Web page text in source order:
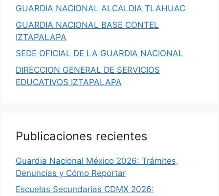
GUARDIA NACIONAL ALCALDIA TLAHUAC
GUARDIA NACIONAL BASE CONTEL
IZTAPALAPA
SEDE OFICIAL DE LA GUARDIA NACIONAL
DIRECCION GENERAL DE SERVICIOS
EDUCATIVOS IZTAPALAPA
Publicaciones recientes
Guardia Nacional México 2026: Trámites,
Denuncias y Cómo Reportar
Escuelas Secundarias CDMX 2026: